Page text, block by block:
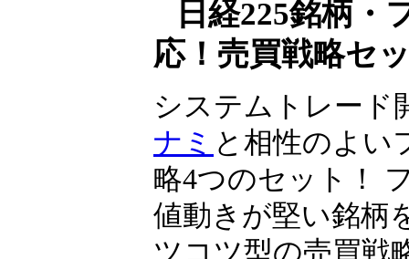
同社は2024年10
へ上場予定です
▼ バックナンバー
（9023）が上場！
日経225銘柄・
応！売買戦略セ